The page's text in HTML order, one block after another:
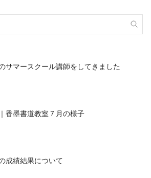
サマースクール講師をしてきました
香墨書道教室７月の様子
成績結果について